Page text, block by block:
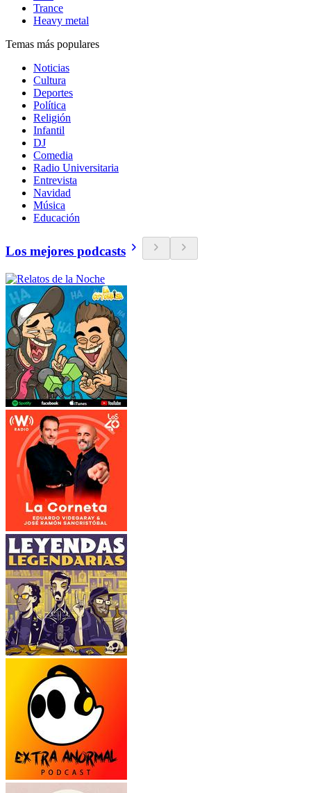
Trance
Heavy metal
Temas más populares
Noticias
Cultura
Deportes
Política
Religión
Infantil
DJ
Comedia
Radio Universitaria
Entrevista
Navidad
Música
Educación
Los mejores podcasts